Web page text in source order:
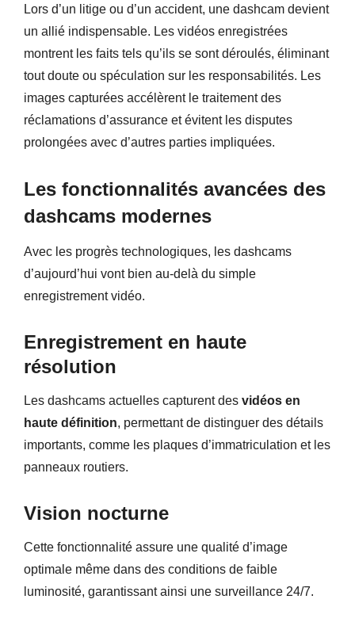
Lors d’un litige ou d’un accident, une dashcam devient
un allié indispensable. Les vidéos enregistrées
montrent les faits tels qu’ils se sont déroulés, éliminant
tout doute ou spéculation sur les responsabilités. Les
images capturées accélèrent le traitement des
réclamations d’assurance et évitent les disputes
prolongées avec d’autres parties impliquées.
Les fonctionnalités avancées des
dashcams modernes
Avec les progrès technologiques, les dashcams
d’aujourd’hui vont bien au-delà du simple
enregistrement vidéo.
Enregistrement en haute
résolution
Les dashcams actuelles capturent des vidéos en
haute définition, permettant de distinguer des détails
importants, comme les plaques d’immatriculation et les
panneaux routiers.
Vision nocturne
Cette fonctionnalité assure une qualité d’image
optimale même dans des conditions de faible
luminosité, garantissant ainsi une surveillance 24/7.